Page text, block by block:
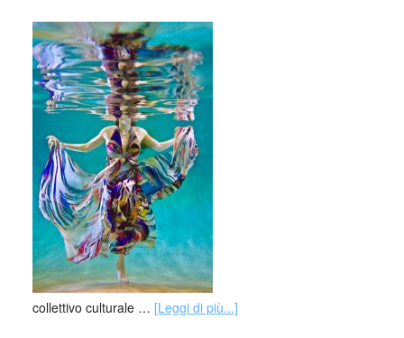
collettivo culturale … [Leggi di più...]